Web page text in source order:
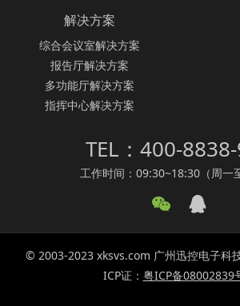
解决方案
综合会议室解决方案
报告厅解决方案
多功能厅解决方案
指挥中心解决方案
TEL：400-
工作时间：09:30~18:30（周一
© 2003-2023 xksvs.com 广州迅控电子科
ICP证： 粤ICP备08002839